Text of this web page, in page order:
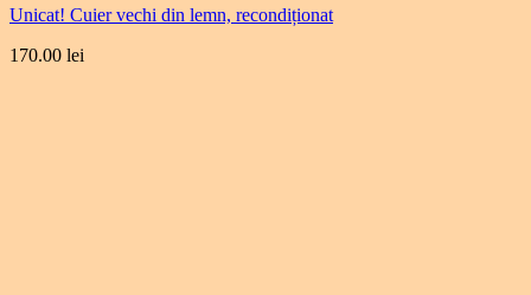
Unicat! Cuier vechi din lemn, recondiționat
170.00 lei